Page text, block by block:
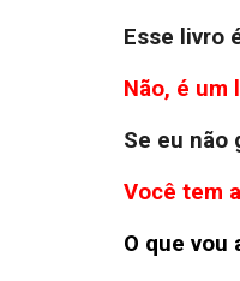
Esse livro
Não, é um
Se eu não
Você tem
O que vou